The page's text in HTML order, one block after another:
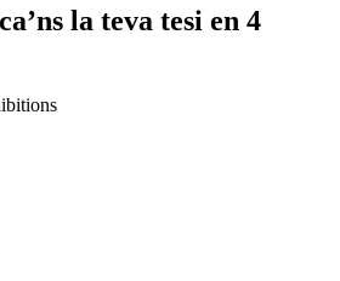
la teva tesi en 4